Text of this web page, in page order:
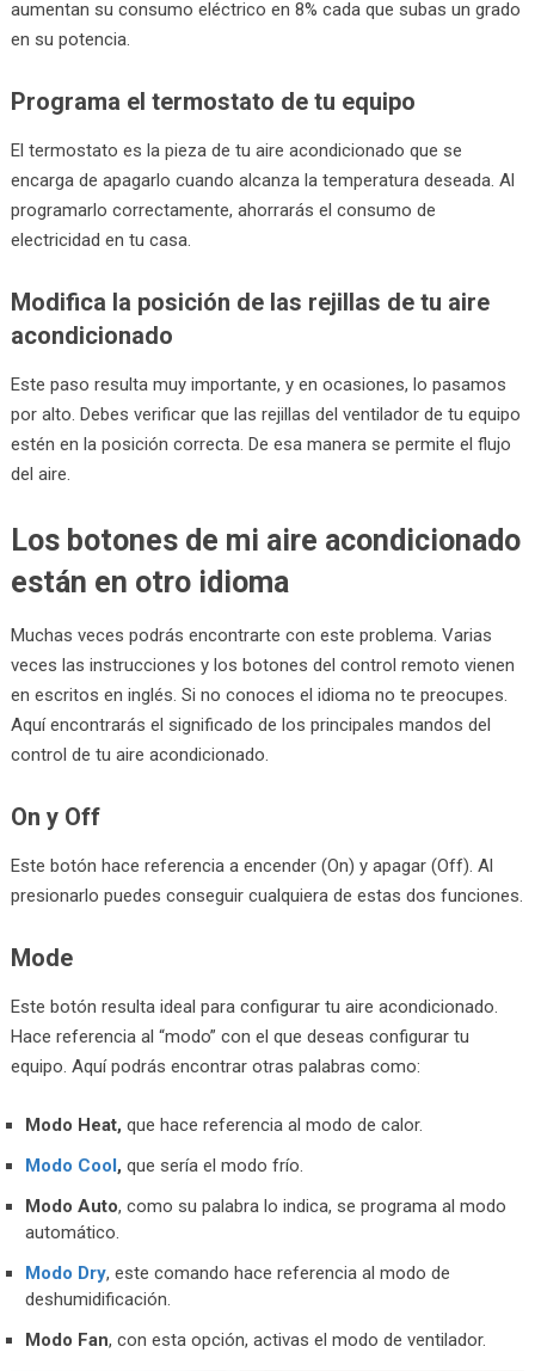
aumentan su consumo eléctrico en 8% cada que subas un grado
en su potencia.
Programa el termostato de tu equipo
El termostato es la pieza de tu aire acondicionado que se
encarga de apagarlo cuando alcanza la temperatura deseada. Al
programarlo correctamente, ahorrarás el consumo de
electricidad en tu casa.
Modifica la posición de las rejillas de tu aire
acondicionado
Este paso resulta muy importante, y en ocasiones, lo pasamos
por alto. Debes verificar que las rejillas del ventilador de tu equipo
estén en la posición correcta. De esa manera se permite el flujo
del aire.
Los botones de mi aire acondicionado
están en otro idioma
Muchas veces podrás encontrarte con este problema. Varias
veces las instrucciones y los botones del control remoto vienen
en escritos en inglés. Si no conoces el idioma no te preocupes.
Aquí encontrarás el significado de los principales mandos del
control de tu aire acondicionado.
On y Off
Este botón hace referencia a encender (On) y apagar (Off). Al
presionarlo puedes conseguir cualquiera de estas dos funciones.
Mode
Este botón resulta ideal para configurar tu aire acondicionado.
Hace referencia al “modo” con el que deseas configurar tu
equipo. Aquí podrás encontrar otras palabras como:
Modo Heat, que hace referencia al modo de calor.
Modo Cool, que sería el modo frío.
Modo Auto, como su palabra lo indica, se programa al modo
automático.
Modo Dry, este comando hace referencia al modo de
deshumidificación.
Modo Fan, con esta opción, activas el modo de ventilador.